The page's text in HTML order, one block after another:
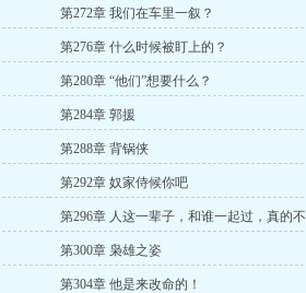
第272章 我们在车里一叙？
第276章 什么时候被盯上的？
第280章 “他们”想要什么？
第284章 郭援
第288章 背锅侠
第292章 奴家侍候你吧
第296章 人这一辈子，和谁一起过，真的不
一样！
第300章 枭雄之姿
第304章 他是来改命的！